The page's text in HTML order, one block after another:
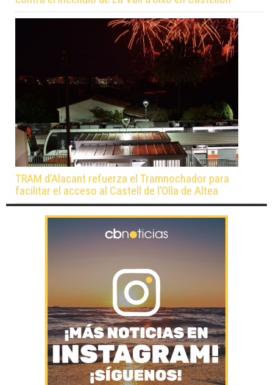
TRAM d’Alacant refuerza el Tramnochador para
facilitar el acceso al Castell de l’Olla de Altea